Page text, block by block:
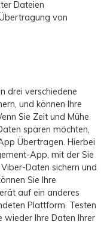
Dateien
von
drei verschiedene
und können Ihre
Sie Zeit und Mühe
sparen möchten,
Übertragen. Hierbei
App, mit der Sie
Daten sichern und
Sie Ihre
auf ein anderes
Plattform. Testen
wieder Ihre Daten Ihrer